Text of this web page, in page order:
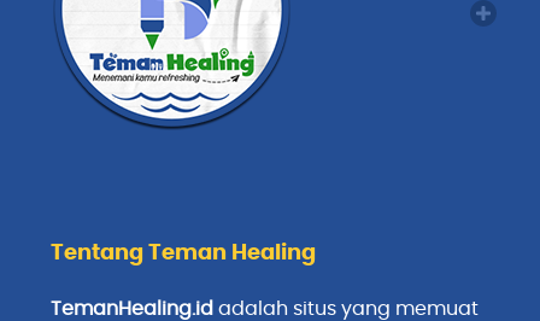
Tentang Teman Healing
TemanHealing.id adalah situs yang memuat